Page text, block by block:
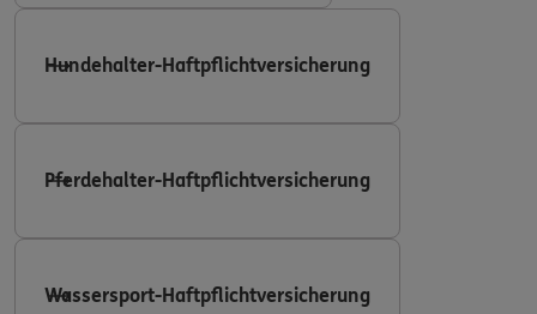
Hundehalter-Haftpflichtversicherung
Pferdehalter-Haftpflichtversicherung
Wassersport-Haftpflichtversicherung